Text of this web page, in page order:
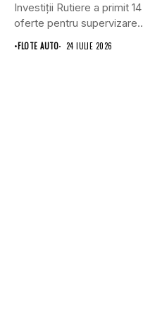
Investiții Rutiere a primit 14
oferte pentru supervizarea
lucrărilor...
•FLOTE AUTO 24 IULIE 2026